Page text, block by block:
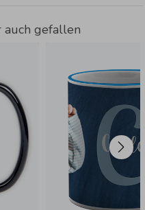
Lieblingsfarbe für den
von 3-4
auch gefallen